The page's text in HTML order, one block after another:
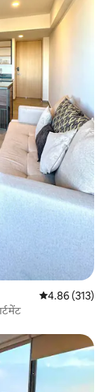
औसत रेटिंग 5 में से
4.86 (313)